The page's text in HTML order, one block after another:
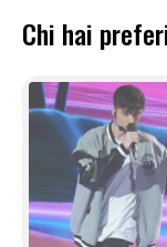
Chi hai